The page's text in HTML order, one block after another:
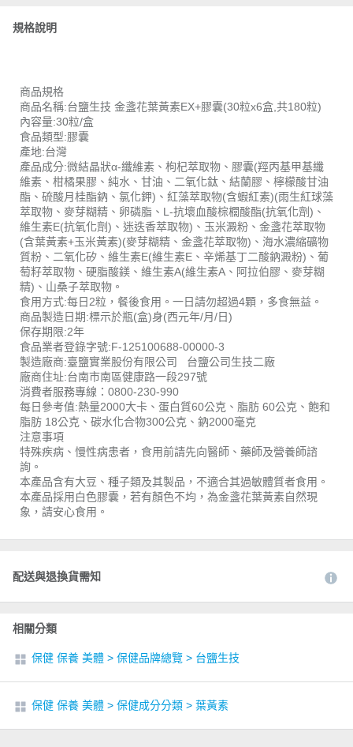
規格說明
商品規格
商品名稱:台鹽生技 金盞花葉黃素EX+膠囊(30粒x6盒,共180粒)
內容量:30粒/盒
食品類型:膠囊
產地:台灣
產品成分:微結晶狀α-纖維素、枸杞萃取物、膠囊(羥丙基甲基纖
維素、柑橘果膠、純水、甘油、二氧化鈦、結蘭膠、檸檬酸甘油
酯、硫酸月桂酯鈉、氯化鉀)、紅藻萃取物(含蝦紅素)(雨生紅球藻
萃取物、麥芽糊精、卵磷脂、L-抗壞血酸棕櫚酸酯(抗氧化劑)、
維生素E(抗氧化劑)、迷迭香萃取物)、玉米澱粉、金盞花萃取物
(含葉黃素+玉米黃素)(麥芽糊精、金盞花萃取物)、海水濃縮礦物
質粉、二氧化矽、維生素E(維生素E、辛烯基丁二酸鈉澱粉)、葡
萄籽萃取物、硬脂酸鎂、維生素A(維生素A、阿拉伯膠、麥芽糊
精)、山桑子萃取物。
食用方式:每日2粒，餐後食用。一日請勿超過4顆，多食無益。
商品製造日期:標示於瓶(盒)身(西元年/月/日)
保存期限:2年
食品業者登錄字號:F-125100688-00000-3
製造廠商:臺鹽實業股份有限公司 台鹽公司生技二廠
廠商住址:台南市南區健康路一段297號
消費者服務專線：0800-230-990
每日參考值:熱量2000大卡、蛋白質60公克、脂肪 60公克、飽和
脂肪 18公克、碳水化合物300公克、鈉2000毫克
注意事項
特殊疾病、慢性病患者，食用前請先向醫師、藥師及營養師諮
詢。
本產品含有大豆、種子類及其製品，不適合其過敏體質者食用。
本產品採用白色膠囊，若有顏色不均，為金盞花葉黃素自然現
象，請安心食用。
配送與退換貨需知
相關分類
保健 保養 美體 > 保健品牌總覽 > 台鹽生技
保健 保養 美體 > 保健成分分類 > 葉黃素